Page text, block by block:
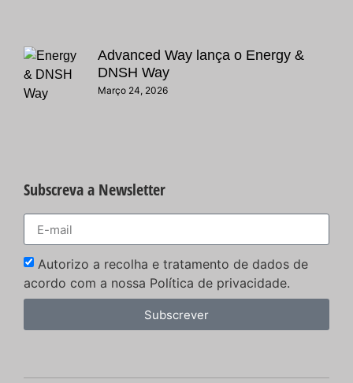
Advanced Way lança o Energy &
DNSH Way
Março 24, 2026
Subscreva a Newsletter
Autorizo a recolha e tratamento de dados de
acordo com a nossa Política de privacidade.
Subscrever